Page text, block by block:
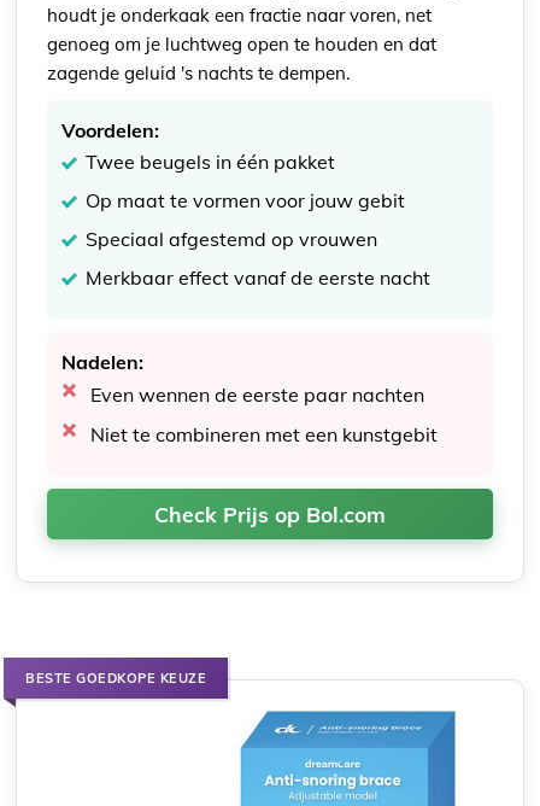
houdt je onderkaak een fractie naar voren, net
genoeg om je luchtweg open te houden en dat
zagende geluid 's nachts te dempen.
Voordelen:
Twee beugels in één pakket
Op maat te vormen voor jouw gebit
Speciaal afgestemd op vrouwen
Merkbaar effect vanaf de eerste nacht
Nadelen:
Even wennen de eerste paar nachten
Niet te combineren met een kunstgebit
Check Prijs op Bol.com
BESTE GOEDKOPE KEUZE